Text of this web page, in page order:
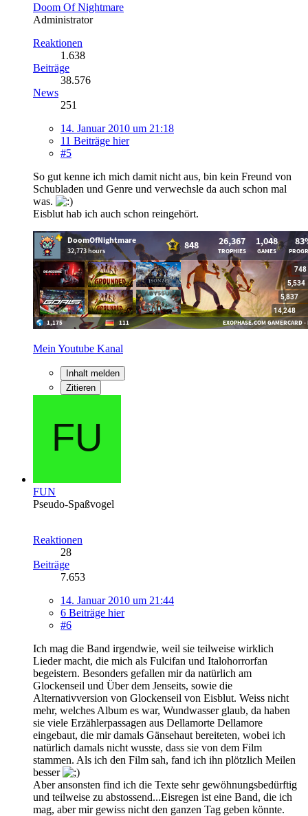
Doom Of Nightmare
Administrator
Reaktionen
1.638
Beiträge
38.576
News
251
14. Januar 2010 um 21:18
11 Beiträge hier
#5
So gut kenne ich mich damit nicht aus, bin kein Freund von
Schubladen und Genre und verwechsle da auch schon mal
was.
Eisblut hab ich auch schon reingehört.
Mein Youtube Kanal
Inhalt melden
Zitieren
FUN
Pseudo-Spaßvogel
Reaktionen
28
Beiträge
7.653
14. Januar 2010 um 21:44
6 Beiträge hier
#6
Ich mag die Band irgendwie, weil sie teilweise wirklich
Lieder macht, die mich als Fulcifan und Italohorrorfan
begeistern. Besonders gefallen mir da natürlich am
Glockenseil und Über dem Jenseits, sowie die
Alternativversion von Glockenseil von Eisblut. Weiss nicht
mehr, welches Album es war, Wundwasser glaub, da haben
sie viele Erzählerpassagen aus Dellamorte Dellamore
eingebaut, die mir damals Gänsehaut bereiteten, wobei ich
natürlich damals nicht wusste, dass sie von dem Film
stammen. Als ich den Film sah, fand ich ihn plötzlich Meilen
besser
Aber ansonsten find ich die Texte sehr gewöhnungsbedürftig
und teilweise zu abstossend...Eisregen ist eine Band, die ich
mag, aber mir gewiss nicht den ganzen Tag geben könnte.